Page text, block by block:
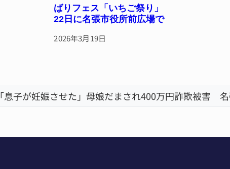
ばりフェス「いちご祭り」
22日に名張市役所前広場で
2026年3月19日
「息子が妊娠させた」母娘だまされ400万円詐欺被害